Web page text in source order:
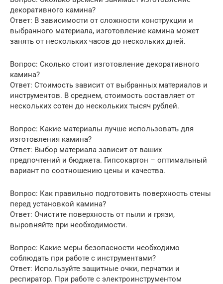
декоративного камина?
Ответ: В зависимости от сложности конструкции и
выбранного материала, изготовление камина может
занять от нескольких часов до нескольких дней.
Вопрос: Сколько стоит изготовление декоративного
камина?
Ответ: Стоимость зависит от выбранных материалов и
инструментов. В среднем, стоимость составляет от
нескольких сотен до нескольких тысяч рублей.
Вопрос: Какие материалы лучше использовать для
изготовления камина?
Ответ: Выбор материала зависит от ваших
предпочтений и бюджета. Гипсокартон – оптимальный
вариант по соотношению цены и качества.
Вопрос: Как правильно подготовить поверхность стены
перед установкой камина?
Ответ: Очистите поверхность от пыли и грязи,
выровняйте при необходимости.
Вопрос: Какие меры безопасности необходимо
соблюдать при работе с инструментами?
Ответ: Используйте защитные очки, перчатки и
респиратор. При работе с электроинструментом